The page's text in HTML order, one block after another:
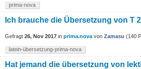
prima-nova
Ich brauche die Übersetzung von T
Gefragt 26, Nov 2017 in prima.nova von Zamasu (140
latein-übersetzung-prima-nova
Hat jemand die übersetzung von